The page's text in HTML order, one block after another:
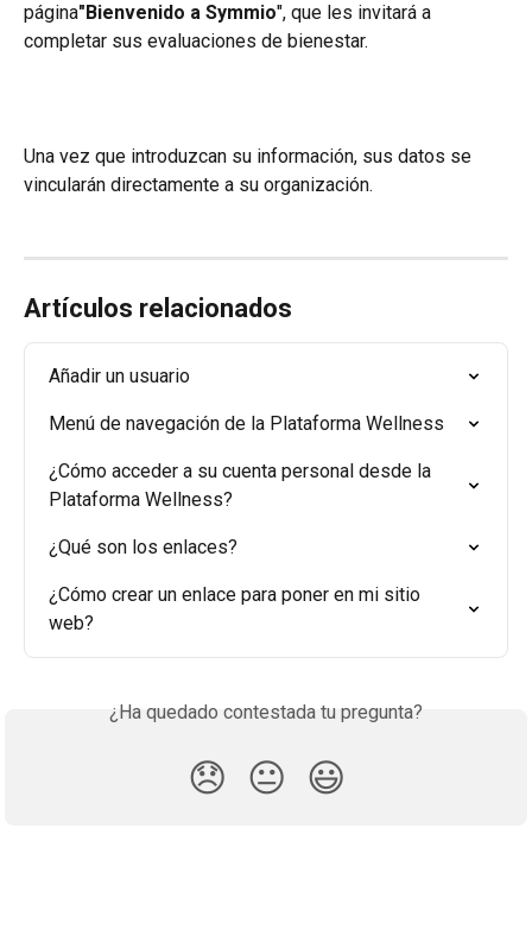
página"Bienvenido a Symmio", que les invitará a
completar sus evaluaciones de bienestar.
Una vez que introduzcan su información, sus datos se
vincularán directamente a su organización.
Artículos relacionados
Añadir un usuario
Menú de navegación de la Plataforma Wellness
¿Cómo acceder a su cuenta personal desde la
Plataforma Wellness?
¿Qué son los enlaces?
¿Cómo crear un enlace para poner en mi sitio
web?
¿Ha quedado contestada tu pregunta?
😞 😐 😃